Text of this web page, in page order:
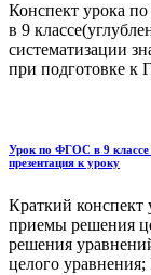
Конспект урока
в 9
систематизации
при подготовке к
Урок по ФГОС в 9
презентация к уроку
Краткий
приемы решения
решения
целого уравнения;